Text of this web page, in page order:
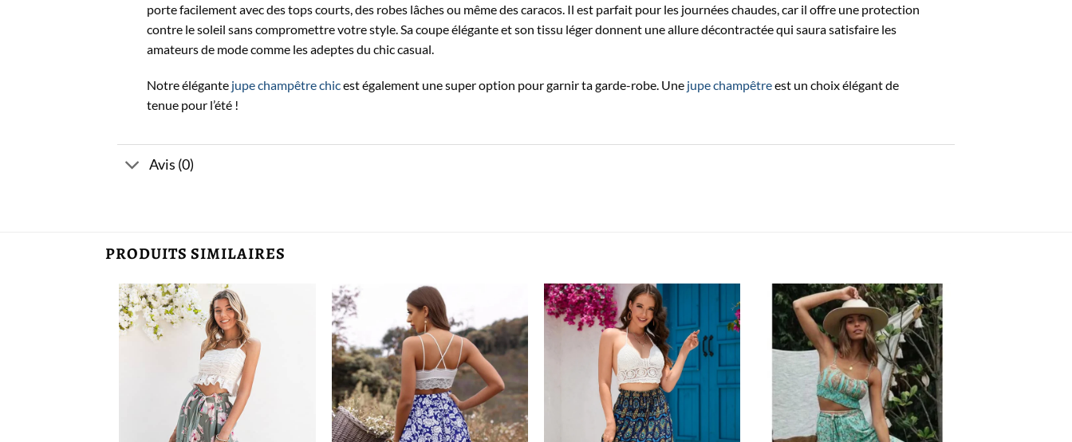
porte facilement avec des tops courts, des robes lâches ou même des caracos. Il est parfait pour les journées chaudes, car il offre une protection
contre le soleil sans compromettre votre style. Sa coupe élégante et son tissu léger donnent une allure décontractée qui saura satisfaire les
amateurs de mode comme les adeptes du chic casual.
Notre élégante jupe champêtre chicest également une super option pour garnir ta garde-robe. Une jupe champêtreest un choix élégant de
tenue pour l’été !
Avis (0)
PRODUITS SIMILAIRES